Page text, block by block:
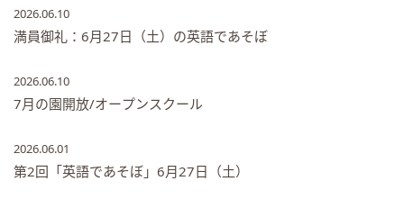
2026.06.10
満員御礼：6月27日（土）の英語であそぼ
2026.06.10
7月の園開放/オープンスクール
2026.06.01
第2回「英語であそぼ」6月27日（土）